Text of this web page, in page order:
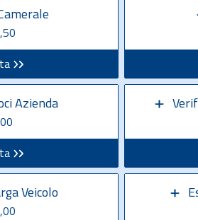
Azienda
Veicolo